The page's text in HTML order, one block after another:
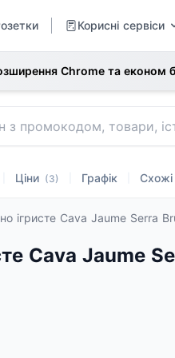
Корисні сервіси
Chrome та економ
Ціни (3) Графік Схожі
ігристе Cava Jaume Serra
Cava Jaume